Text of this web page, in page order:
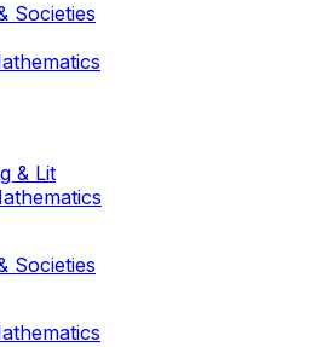
Societies
& Lit
Societies